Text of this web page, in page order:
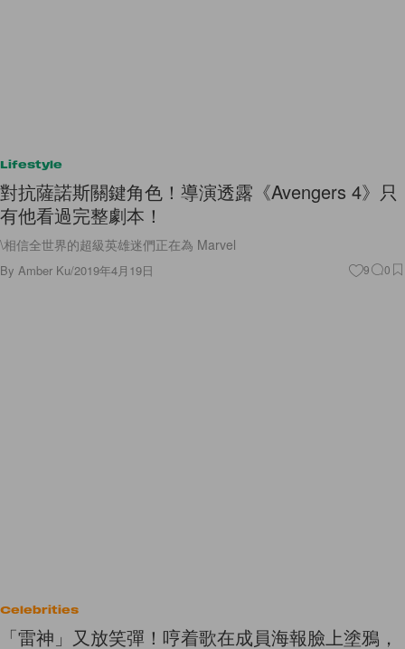
Lifestyle
對抗薩諾斯關鍵角色！導演透露《Avengers 4》只
有他看過完整劇本！
\相信全世界的超級英雄迷們正在為 Marvel
By Amber Ku/2019年4月19日 9 0
Celebrities
「雷神」又放笑彈！哼着歌在成員海報臉上塗鴉，